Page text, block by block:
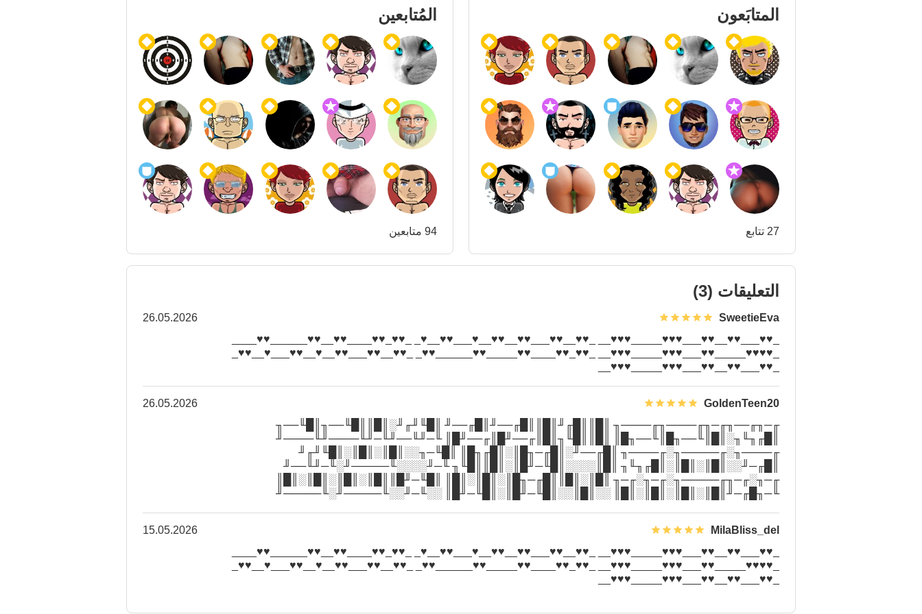
المتابَعون
27 تتابع
المُتابعين
94 متابعين
التعليقات (3)
SweetieEva
26.05.2026
_♥♥___♥♥__♥♥___♥♥♥_____♥♥♥__ _♥♥__♥♥___♥♥__♥♥__♥___♥♥__♥_ _♥♥_♥♥____♥♥__♥♥______♥♥____
_♥♥♥♥_____♥♥___♥♥♥_____♥♥♥__ _♥♥_♥♥____♥♥_____♥♥______♥♥_ _♥♥__♥♥___♥♥__♥__♥♥___♥__♥♥_
_♥♥___♥♥__♥♥___♥♥♥_____♥♥♥__
GoldenTeen20
26.05.2026
╓─╖╓──╖╓─╖╓────╖╓────╖ ║█║║█╓╜║█║║█╓──╜║█╓──╜ ║█╙╜╓╜░║█║║█╙──╖║█╙──╖
║█╓╖╙╖░║█║╙──╖█║╙──╖█║ ║█║║█╙╖║█║╓──╜█║╓──╜█║ ╙─╜╙──╜╙─╜╙────╜╙────╜
╓────╖░╓─────╖░╓────╖ ║█╓──╜░║█╓─╖█║░║█╓╖█║ ║█╙─╖░░║█║░║█║░║█╙╜╓╜
║█╓─╜░░║█║░║█║░║█╓╖╙╖ ║█║░░░░║█╙─╜█║░║█║║█╙╖ ╙─╜░░░░╙─────╜░╙─╜╙──╜
╓─╖░╓─╖╓─────╖░╓─╖░╓─╖ ║█║░║█║║█╓─╖█║░║█║░║█║ ║█╙─╜█║║█║░║█║░║█║░║█║
╙─╖█╓─╜║█║░║█║░║█║░║█║ ░░║█║░░║█╙─╜█║░║█╙─╜█║ ░░╙─╜░░╙─────╜░╙─────╜
MilaBliss_del
15.05.2026
_♥♥___♥♥__♥♥___♥♥♥_____♥♥♥__ _♥♥__♥♥___♥♥__♥♥__♥___♥♥__♥_ _♥♥_♥♥____♥♥__♥♥______♥♥____
_♥♥♥♥_____♥♥___♥♥♥_____♥♥♥__ _♥♥_♥♥____♥♥_____♥♥______♥♥_ _♥♥__♥♥___♥♥__♥__♥♥___♥__♥♥_
_♥♥___♥♥__♥♥___♥♥♥_____♥♥♥__